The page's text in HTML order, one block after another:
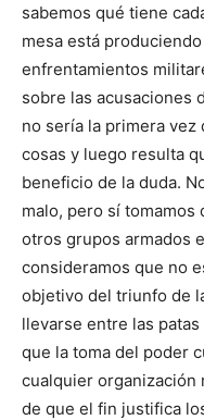
sabemos qué tiene
mesa está
enfrentamientos
sobre las acusaciones
no sería la primera vez
cosas y luego resulta
beneficio de la duda.
malo, pero sí tomamos
otros grupos armados
consideramos que no
objetivo del triunfo de
llevarse entre las
que la toma del poder
cualquier organización
de que el fin justifica